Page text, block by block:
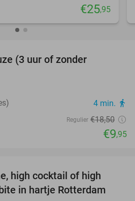
€25,95
(3 uur of zonder
4 min. directions_walk
Regulier €18,50
€9,95
high cocktail of high
in hartje Rotterdam